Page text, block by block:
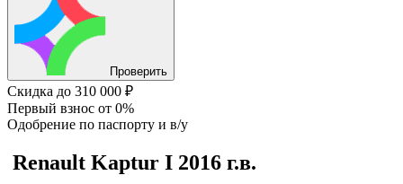
Проверить
Скидка до 310 000 ₽
Первый взнос от 0%
Одобрение по паспорту и в/у
Renault Kaptur I 2016 г.в.